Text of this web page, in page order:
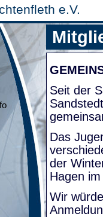
e.V.
Seit der
Das
der
Hagen
Wir